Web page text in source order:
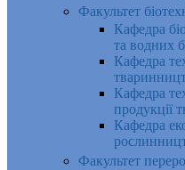
Факультет
Кафедра
та водних
Кафедра
Кафедра
продукції
Кафедра
Факультет